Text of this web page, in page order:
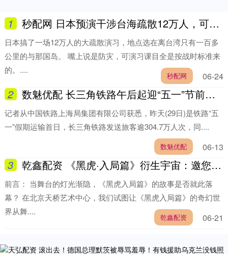
1 秒配网 日本预演干涉台海疏散12万人，可演习之际却收噩耗，中方出口归零
06-24
日本搞了一场12万人的大疏散演习，地点选在离台湾只有一百多
公里的与那国岛。 嘴上说是防灾，可演习课目全是按战时标准来
的。....
秒配网
2 数魅优配 长三角铁路午后起迎“五一”节前出行客流最高峰 预计发送旅客395万人次
06-13
记者从中国铁路上海局集团有限公司获悉，昨天(29日)是铁路“五
一”假期运输首日，长三角铁路发送旅客逾304.7万人次，同....
数魅优配
3 乾鑫配资 《黑虎·入局篇》衍生宇宙：邀您共入一场关于流言、真相与感官的多元体验
06-21
前言： 当舞台的灯光渐隐，《黑虎入局篇》的故事是否就此落
幕？ 在北京天桥艺术中心，我们试图让《黑虎入局篇》的奇幻世
界从舞....
乾鑫配资